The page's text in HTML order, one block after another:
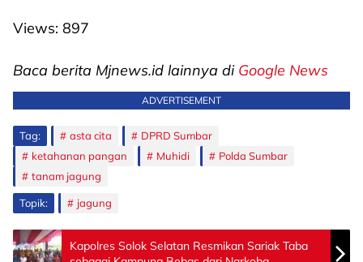
Views: 897
Baca berita Mjnews.id lainnya di Google News
ADVERTISEMENT
Tag: asta cita
DPRD Sumbar
ketahanan pangan
Muhidi
Polda Sumbar
tanam jagung
Topik: jagung
Kapolres Solok Selatan Resmikan Sariak Taba